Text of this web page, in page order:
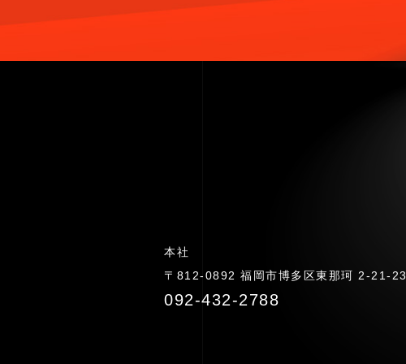
本社
〒812-0892 福岡市博多区東那珂 2-21-23
092-432-2788